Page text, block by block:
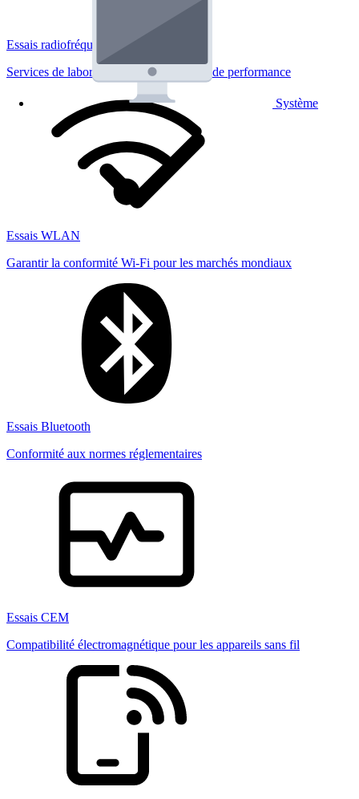
Système
Essais radiofréquences
Services de laboratoire réglementaires et de performance
Essais WLAN
Garantir la conformité Wi-Fi pour les marchés mondiaux
Essais Bluetooth
Conformité aux normes réglementaires
Essais CEM
Compatibilité électromagnétique pour les appareils sans fil